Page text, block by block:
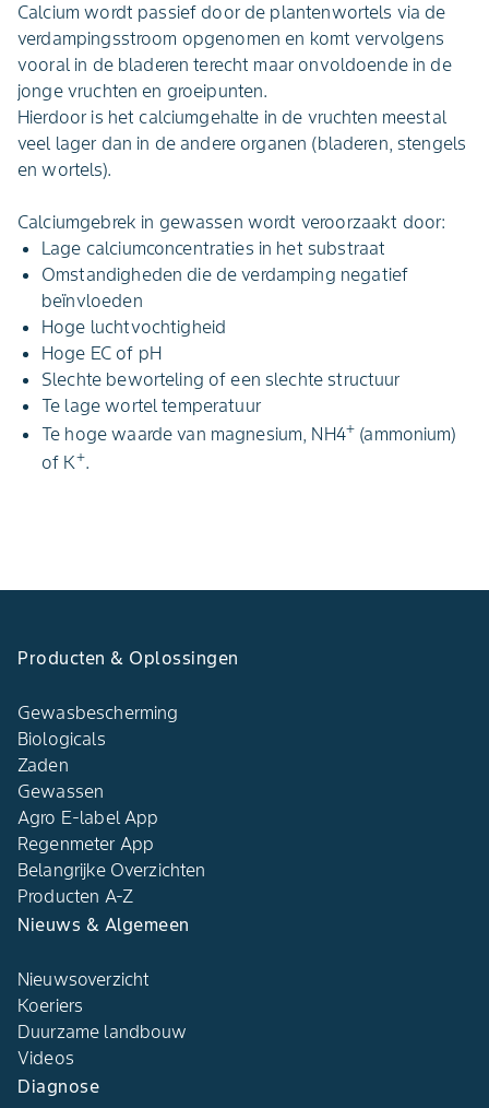
Calcium wordt passief door de plantenwortels via de
verdampingsstroom opgenomen en komt vervolgens
vooral in de bladeren terecht maar onvoldoende in de
jonge vruchten en groeipunten.
Hierdoor is het calciumgehalte in de vruchten meestal
veel lager dan in de andere organen (bladeren, stengels
en wortels).
Calciumgebrek in gewassen wordt veroorzaakt door:
Lage calciumconcentraties in het substraat
Omstandigheden die de verdamping negatief
beïnvloeden
Hoge luchtvochtigheid
Hoge EC of pH
Slechte beworteling of een slechte structuur
Te lage wortel temperatuur
Te hoge waarde van magnesium, NH4+ (ammonium)
of K+.
Producten & Oplossingen
Gewasbescherming
Biologicals
Zaden
Gewassen
Agro E-label App
Regenmeter App
Belangrijke Overzichten
Producten A-Z
Nieuws & Algemeen
Nieuwsoverzicht
Koeriers
Duurzame landbouw
Videos
Diagnose